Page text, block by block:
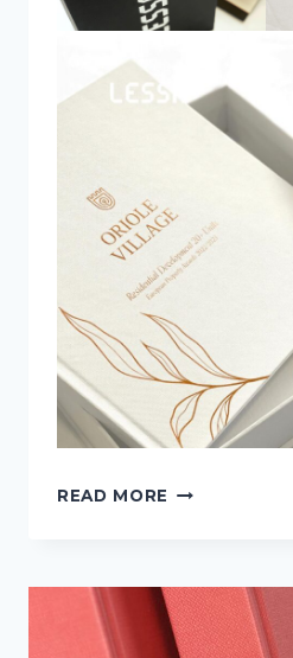
READ MORE PRÉMIO